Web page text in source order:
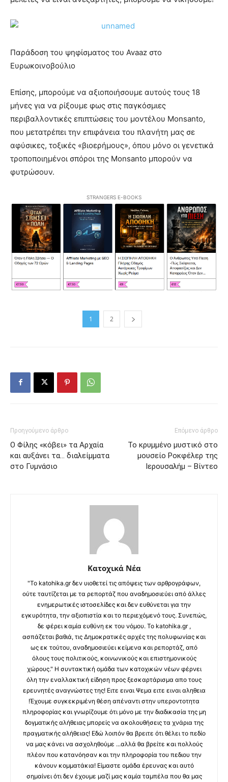
Παράδοση του ψηφίσματος του Avaaz στο
Ευρωκοινοβούλιο
Επίσης, μπορούμε να αξιοποιήσουμε αυτούς τους 18
μήνες για να ρίξουμε φως στις παγκόσμιες
περιβαλλοντικές επιπτώσεις του μοντέλου Monsanto,
που μετατρέπει την επιφάνεια του πλανήτη μας σε
αφύσικες, τοξικές «βιοερήμους», όπου μόνο οι γενετικά
τροποποιημένοι σπόροι της Monsanto μπορούν να
φυτρώσουν.
STRANGERS E-BOOKS
1 2
Προηγούμενο άρθρο
Ο Φίλης «κόβει» τα Αρχαία
και αυξάνει τα… διαλείμματα
στο Γυμνάσιο
Επόμενο άρθρο
Το κρυμμένο μυστικό στο
μουσείο Ροκφέλερ της
Ιερουσαλήμ – Βίντεο
Κατοχικά Νέα
"Το katohika.gr δεν υιοθετεί τις απόψεις των αρθρογράφων,
ούτε ταυτίζεται με τα ρεπορτάζ που αναδημοσιεύει από άλλες
ενημερωτικές ιστοσελίδες και δεν ευθύνεται για την
εγκυρότητα, την αξιοπιστία και το περιεχόμενό τους. Συνεπώς,
δε φέρει καμία ευθύνη εκ του νόμου. Το katohika.gr ,
ασπάζεται βαθιά, τις Δημοκρατικές αρχές της πολυφωνίας και
ως εκ τούτου, αναδημοσιεύει κείμενα και ρεπορτάζ, από
όλους τους πολιτικούς, κοινωνικούς και επιστημονικούς
χώρους." Η συντακτική ομάδα των κατοχικών νέων φέρνει
όλη την εναλλακτική είδηση προς ξεσκαρτάρισμα απο τους
ερευνητές αναγνώστες της! Ειτε ειναι Ψεμα ειτε ειναι αληθεια
!Έχουμε συγκεκριμένη θέση απέναντι στην υπεροντοτητα
πληροφορίας και γνωρίζουμε ότι μόνο με την διαδικασία της μη
δογματικής αλήθειας μπορείς να ακολουθήσεις τα χνάρια της
πραγματικής αλήθειας! Εδώ λοιπόν θα βρειτε ότι θέλει το πεδίο
να μας κάνει να ασχοληθούμε ...αλλά θα βρείτε και πολλούς
πλέον που κατανόησαν και την πληροφορία του πεδιου την
κάνουν κομματάκια! Είμαστε ομάδα έρευνας και αυτό
σημαίνει ότι δεν έχουμε μαζί μας καμία ταμπέλα που θα μας